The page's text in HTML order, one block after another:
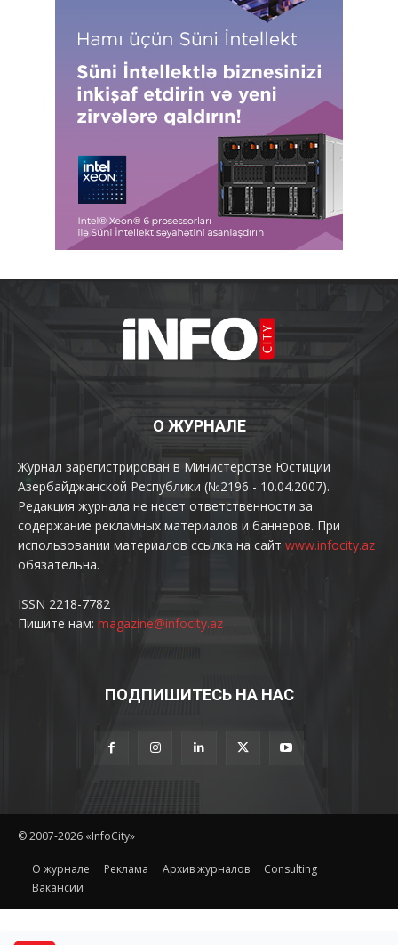
О ЖУРНАЛЕ
Журнал зарегистрирован в Министерстве Юстиции
Азербайджанской Республики (№2196 - 10.04.2007).
Редакция журнала не несет ответственности за
содержание рекламных материалов и баннеров. При
использовании материалов ссылка на сайт www.infocity.az
обязательна.
ISSN 2218-7782
Пишите нам: magazine@infocity.az
ПОДПИШИТЕСЬ НА НАС
© 2007-2026 «InfoCity»
O журнале Реклама Архив журналов
Consulting
Вакансии